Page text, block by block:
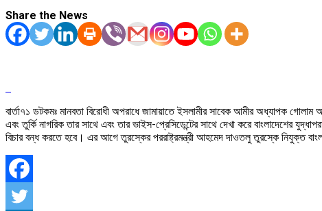
Share the News
বার্তা৭১ ডটকমঃ মানবতা বিরোধী অপরাধে জামায়াতে ইসলামীর সাবেক আমীর অধ্যাপক
এবং তুর্কি নাগরিক তার সাথে এবং তার ভাইস-প্রেসিডেন্টের সাথে দেখা করে বাংলাদেশের
বিচার বন্ধ করতে হবে। এর আগে তুরস্কের পররাষ্ট্রমন্ত্রী আহমেদ দাওতলু তুরস্কে নিযুক্ত